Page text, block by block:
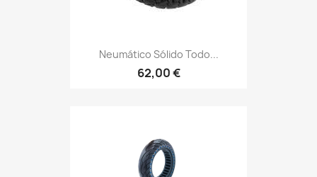
Neumático Sólido Todo...
62,00 €